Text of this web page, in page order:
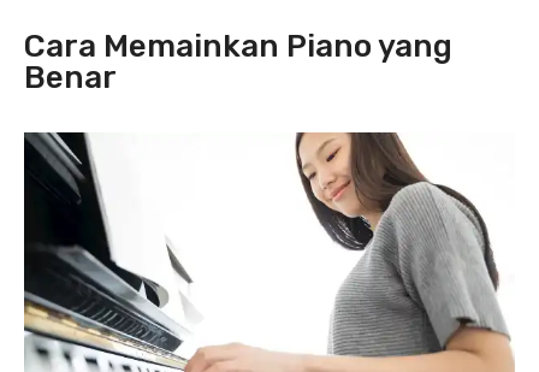
Cara Memainkan Piano yang
Benar